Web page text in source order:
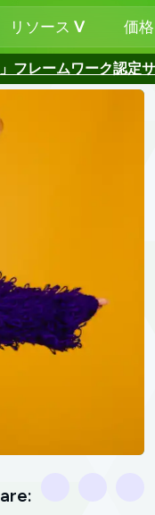
リソース 価
フレームワーク認定